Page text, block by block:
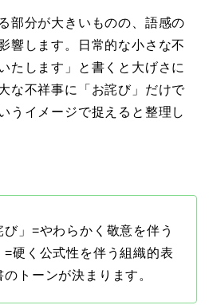
部分が大きいものの、語感の
響します。日常的な小さな不
たします」と書くと大げさに
な不祥事に「お詫び」だけで
うイメージで捉えると整理し
」=やわらかく敬意を伴う
=硬く公式性を伴う組織的表
トーンが決まります。